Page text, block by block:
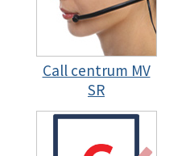
Call centrum MV
SR